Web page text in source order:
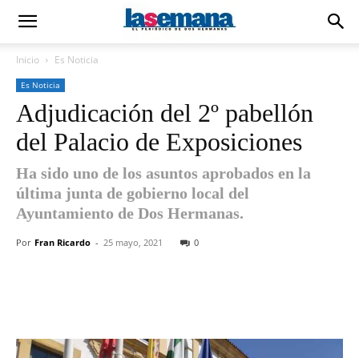
Inicio Es Noticia
Es Noticia
Adjudicación del 2º pabellón
del Palacio de Exposiciones
Ha sido uno de los asuntos aprobados en la
última junta de gobierno local del
Ayuntamiento de Dos Hermanas.
Por Fran Ricardo - 25 mayo, 2021 0